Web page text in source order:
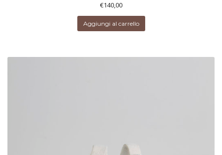
€140,00
Aggiungi al carrello